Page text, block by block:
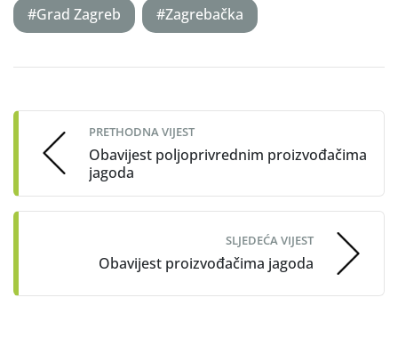
#Grad Zagreb #Zagrebačka
navigation
PRETHODNA VIJEST
Obavijest poljoprivrednim proizvođačima
jagoda
SLJEDEĆA VIJEST
Obavijest proizvođačima jagoda